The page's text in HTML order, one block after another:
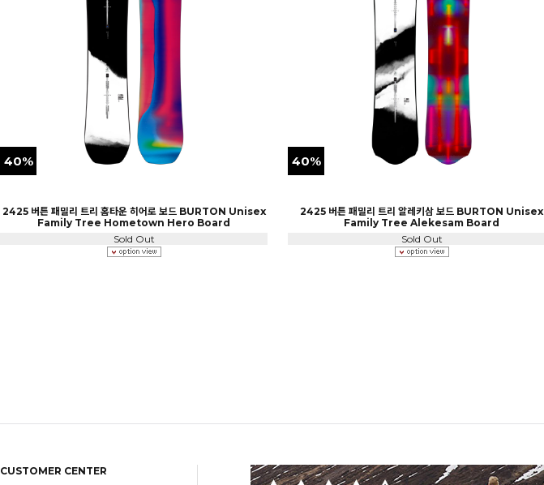
40%
2425 버튼 패밀리 트리 홈타운 히어로 보드 BURTON Unisex
Family Tree Hometown Hero Board
Sold Out
40%
2425 버튼 패밀리 트리 알레키삼 보드 BURTON Unisex
Family Tree Alekesam Board
Sold Out
CUSTOMER CENTER